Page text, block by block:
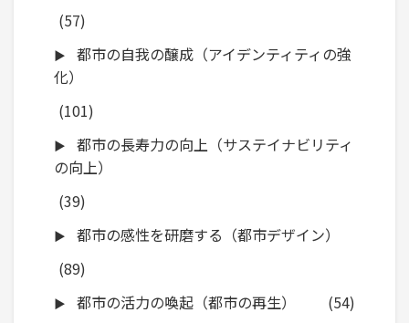
(57)
都市の自我の醸成（アイデンティティの強
化）
(101)
都市の長寿力の向上（サステイナビリティ
の向上）
(39)
都市の感性を研磨する（都市デザイン）
(89)
都市の活力の喚起（都市の再生）
(54)